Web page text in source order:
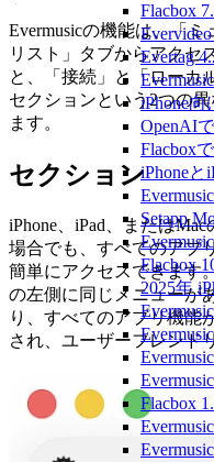
Flacbox
Evertag
iPhone
OpenAI
Flacbox
iPhone
Setapp
Flacbox
2025年
Flacbox
Evermusicの機能は、「
リスト」タブからアクセ
と、「接続」と「ローカ
セクションという2つの
ます。
セクション
iPhone、iPad、または
場合でも、すべてのアプ
簡単にアクセスできます
の左側に同じメニューが
り、すべてのアプリ機能
され、ユーザーフレンド